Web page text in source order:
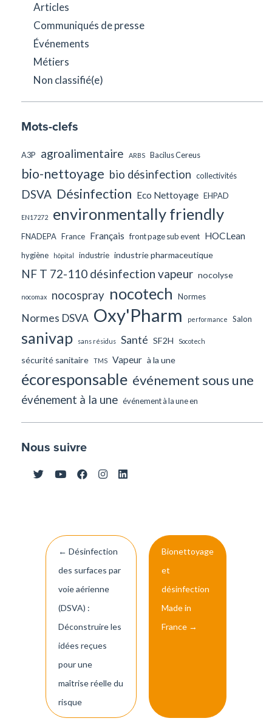
Articles
Communiqués de presse
Événements
Métiers
Non classifié(e)
Mots-clefs
A3P agroalimentaire ARBS Bacilus Cereus
bio-nettoyage bio désinfection collectivités
DSVA Désinfection Eco Nettoyage EHPAD
EN17272 environmentally friendly
FNADEPA France Français front page sub event HOCLean
hygiène hôpital industrie industrie pharmaceutique
NF T 72-110 désinfection vapeur nocolyse
nocomax nocospray nocotech Normes
Normes DSVA Oxy'Pharm performance Salon
sanivap sans résidus Santé SF2H Socotech
sécurité sanitaire TMS Vapeur à la une
écoresponsable événement sous une
événement à la une événement à la une en
Nous suivre
Navigation
l’article
← Désinfection
des surfaces par
voie aérienne
(DSVA) :
Déconstruire les
idées reçues
pour une
maîtrise réelle du
risque
Bionettoyage
et
désinfection
Made in
France →